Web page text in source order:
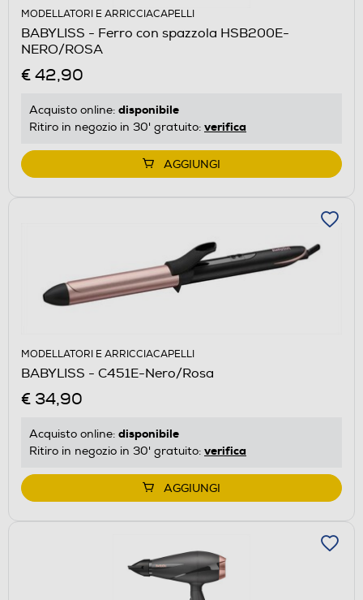
MODELLATORI E ARRICCIACAPELLI
BABYLISS - Ferro con spazzola HSB200E-
NERO/ROSA
€ 42,90
Acquisto online: disponibile
Ritiro in negozio in 30' gratuito: verifica
AGGIUNGI
MODELLATORI E ARRICCIACAPELLI
BABYLISS - C451E-Nero/Rosa
€ 34,90
Acquisto online: disponibile
Ritiro in negozio in 30' gratuito: verifica
AGGIUNGI